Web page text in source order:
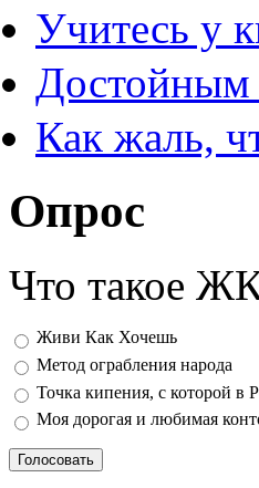
Учитесь у
Достойным
Как жаль,
Опрос
Что такое
Варианты
Живи Как Хочешь
Метод ограбления народа
Точка кипения, с которой в
Моя дорогая и любимая